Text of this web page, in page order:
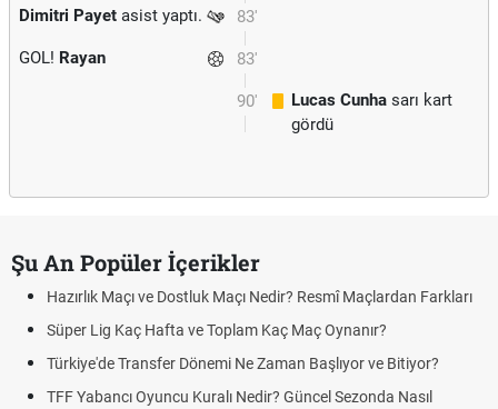
83'
Dimitri Payet asist yaptı.
83'
GOL! Rayan
90' Lucas Cunha sarı kart
gördü
Şu An Popüler İçerikler
Hazırlık Maçı ve Dostluk Maçı Nedir? Resmî Maçlardan Farkları
Süper Lig Kaç Hafta ve Toplam Kaç Maç Oynanır?
Türkiye'de Transfer Dönemi Ne Zaman Başlıyor ve Bitiyor?
TFF Yabancı Oyuncu Kuralı Nedir? Güncel Sezonda Nasıl